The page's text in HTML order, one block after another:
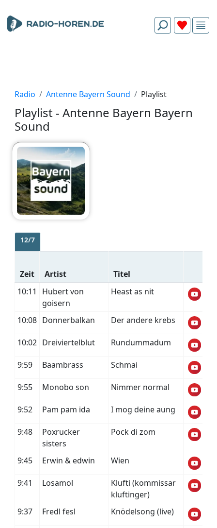
Radio Antenne Bayern Sound Playlist
Playlist - Antenne Bayern Bayern
Sound
12/7
Zeit Artist
Titel
10:11
Hubert von
goisern
Heast as nit
10:08 Donnerbalkan Der andere krebs
10:02 Dreiviertelblut Rundummadum
9:59 Baambrass Schmai
9:55 Monobo son Nimmer normal
9:52 Pam pam ida I mog deine aung
9:48
Poxrucker
sisters
Pock di zom
9:45 Erwin & edwin Wien
9:41 Losamol
Klufti (kommissar
kluftinger)
9:37
Fredl fesl Knödelsong (live)